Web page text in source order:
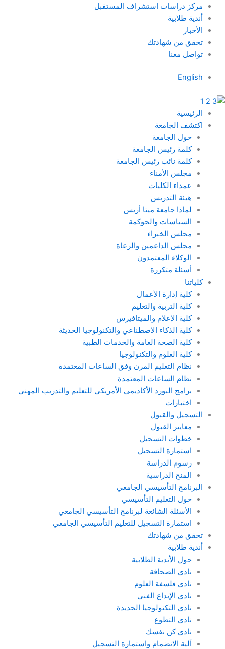
تخطي
المحتوى
مركز دراسات استشراف المستقبل
أندية طلابية
الأخبار
تحقق من شهادتك
تواصل معنا
English
الرئيسية
اكتشف الجامعة
حول الجامعة
كلمة رئيس الجامعة
كلمة نائب رئيس الجامعة
مجلس الأمناء
عمداء الكليات
هيئة التدريس
لماذا جامعة ميتا أريس
السياسات والحوكمة
مجلس الخبراء
مجلس الداعمين والرعاة
الوكلاء المعتمدون
أسئلة متكررة
كلياتنا
كلية إدارة الأعمال
كلية التربية والتعليم
كلية الإعلام والميتافيرس
كلية الذكاء الاصطناعي والتكنولوجيا الحديثة
كلية الصحة العامة والخدمات الطبية
كلية العلوم والتكنولوجيا
نظام التعليم المرن وفق الساعات المعتمدة
نظام الساعات المعتمدة
برامج البورد الأكاديمي الأمريكي للتعليم والتدريب المهني
اختبارات
التسجيل والقبول
معايير القبول
خطوات التسجيل
استمارة التسجيل
رسوم الدراسة
المنح الدراسية
البرنامج التأسيسي الجامعي
حول التعليم التأسيسي
الأسئلة الشائعة لبرنامج التأسيسي الجامعي
استمارة التسجيل للتعليم التأسيسي الجامعي
تحقق من شهادتك
أندية طلابية
حول الأندية الطلابية
نادي الصحافة
نادي فلسفة العلوم
نادي الإبداع الفني
نادي التكنولوجيا الجديدة
نادي التطوع
نادي كن نفسك
آلية الانضمام واستمارة التسجيل